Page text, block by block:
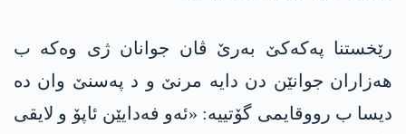
رێخستنا په‌كه‌كێ بەرێ ڤان جوانان ژی وەکە ب
هەزاران جوانێن دن دایە مرنێ و د پەسنێ وان دە
دیسا ب رووقایمی گۆتییە: «ئەو فەدایێن ئاپۆ و لایقی